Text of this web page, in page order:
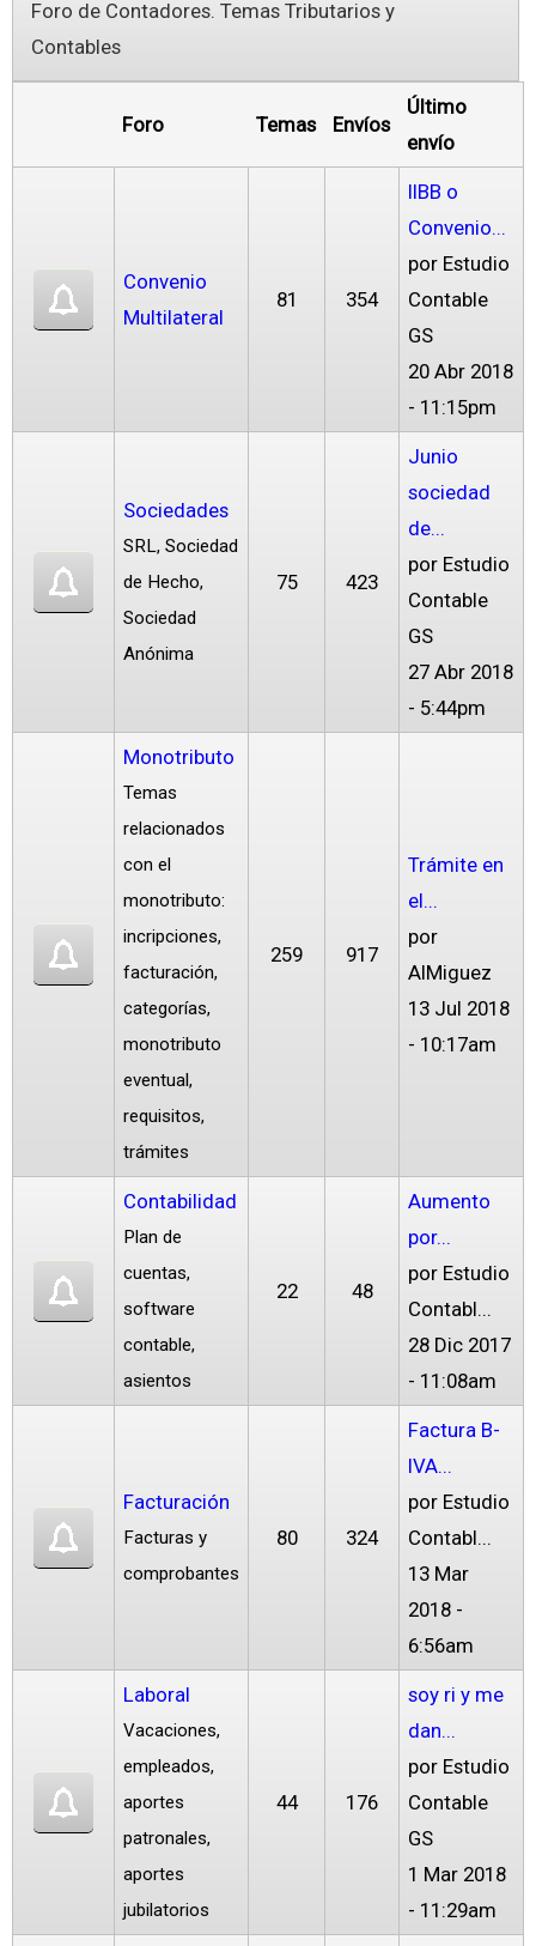
Foro de Contadores. Temas Tributarios y
Contables
Foro Temas Envíos
Último
envío
Convenio
Multilateral
81 354
IIBB o
Convenio...
por Estudio
Contable
GS
20 Abr 2018
- 11:15pm
Sociedades
SRL, Sociedad
de Hecho,
Sociedad
Anónima
75 423
Junio
sociedad
de...
por Estudio
Contable
GS
27 Abr 2018
- 5:44pm
Monotributo
Temas
relacionados
con el
monotributo:
incripciones,
facturación,
categorías,
monotributo
eventual,
requisitos,
trámites
259 917
Trámite en
el...
por
AlMiguez
13 Jul 2018
- 10:17am
Contabilidad
Plan de
cuentas,
software
contable,
asientos
22 48
Aumento
por...
por Estudio
Contabl...
28 Dic 2017
- 11:08am
Facturación
Facturas y
comprobantes
80 324
Factura B-
IVA...
por Estudio
Contabl...
13 Mar
2018 -
6:56am
Laboral
Vacaciones,
empleados,
aportes
patronales,
aportes
jubilatorios
44 176
soy ri y me
dan...
por Estudio
Contable
GS
1 Mar 2018
- 11:29am